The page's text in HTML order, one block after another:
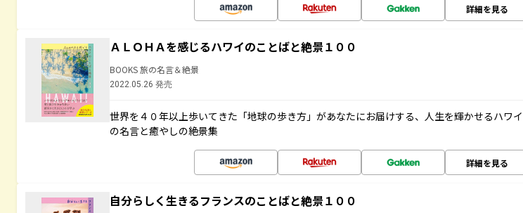
詳細を見る
ＡＬＯＨＡを感じるハワイのことばと絶景１００
BOOKS 旅の名言＆絶景
2022.05.26 発売
世界を４０年以上歩いてきた「地球の歩き方」があなたにお届けする、人生を輝かせるハワイ
の名言と癒やしの絶景集
詳細を見る
自分らしく生きるフランスのことばと絶景１００